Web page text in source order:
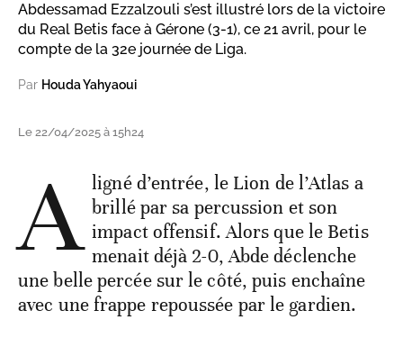
Abdessamad Ezzalzouli s’est illustré lors de la victoire
du Real Betis face à Gérone (3-1), ce 21 avril, pour le
compte de la 32e journée de Liga.
Par Houda Yahyaoui
Le 22/04/2025 à 15h24
A ligné d’entrée, le Lion de l’Atlas a
brillé par sa percussion et son
impact offensif. Alors que le Betis
menait déjà 2-0, Abde déclenche
une belle percée sur le côté, puis enchaîne
avec une frappe repoussée par le gardien.